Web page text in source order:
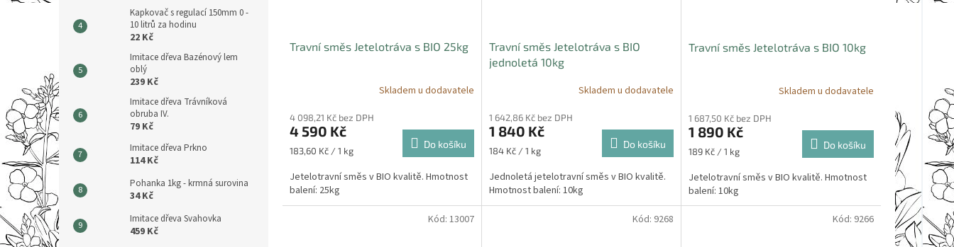
Kapkovač s regulací 150mm 0 -
10 litrů za hodinu
22 Kč
Imitace dřeva Bazénový lem
oblý
239 Kč
Imitace dřeva Trávníková
obruba IV.
79 Kč
Imitace dřeva Prkno
114 Kč
Pohanka 1kg - krmná surovina
34 Kč
Imitace dřeva Svahovka
459 Kč
Travní směs Jetelotráva s BIO 25kg
Skladem u dodavatele
4 098,21 Kč bez DPH
4 590 Kč
Měrná
183,60 Kč / 1 kg
Do košíku
Jetelotravní směs v BIO kvalitě. Hmotnost
balení: 25kg
Travní směs Jetelotráva s BIO
jednoletá 10kg
Skladem u dodavatele
1 642,86 Kč bez DPH
1 840 Kč
Měrná
184 Kč / 1 kg
Do košíku
Jednoletá jetelotravní směs v BIO kvalitě.
Hmotnost balení: 10kg
Travní směs Jetelotráva s BIO 10kg
Skladem u dodavatele
1 687,50 Kč bez DPH
1 890 Kč
Měrná
189 Kč / 1 kg
Do košíku
Jetelotravní směs v BIO kvalitě. Hmotnost
balení: 10kg
Kód: 13007 Kód: 9268 Kód: 9266